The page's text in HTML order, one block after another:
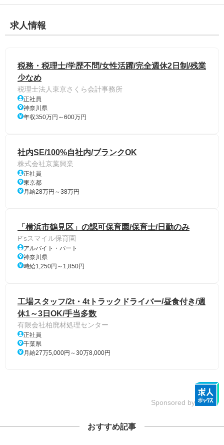
求人情報
税務・税理士/学歴不問/女性活躍/完全週休2日制/残業
少なめ
税理士法人東京さくら会計事務所
正社員
神奈川県
年収350万円～600万円
社内SE/100%自社内/ブランクOK
株式会社京葉興業
正社員
東京都
月給28万円～38万円
「横浜市鶴見区」の認可保育園/保育士/日勤のみ
P’sスマイル保育園
アルバイト・パート
神奈川県
時給1,250円～1,850円
工場スタッフ/2t・4tトラックドライバー/昼食付き/週
休1～3日OK/手当多数
有限会社柏廃材処理センター
正社員
千葉県
月給27万5,000円～30万8,000円
Sponsored by
おすすめ記事